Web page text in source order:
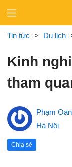
content
Tin tức > Du lịch
Kinh
tham
Phạm
Hà Nội
Chia sẻ